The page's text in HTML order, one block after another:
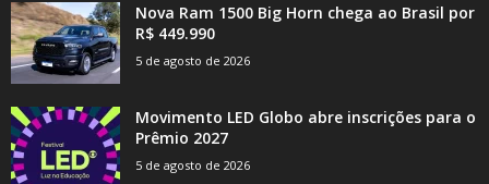
Nova Ram 1500 Big Horn chega ao Brasil por
R$ 449.990
5 de agosto de 2026
Movimento LED Globo abre inscrições para o
Prêmio 2027
5 de agosto de 2026